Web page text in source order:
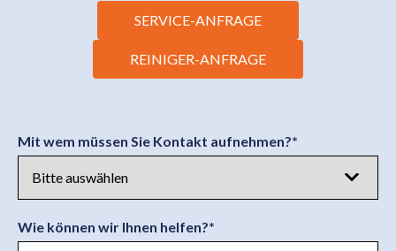
SERVICE-ANFRAGE
REINIGER-ANFRAGE
Mit wem müssen Sie Kontakt aufnehmen?*
Wie können wir Ihnen helfen?*